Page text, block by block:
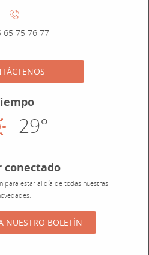
Numéro de téléphone :
65 75 76 77
Soleado
29°
conectado
para estar al día de todas nuestras
NUESTRO BOLETÍN